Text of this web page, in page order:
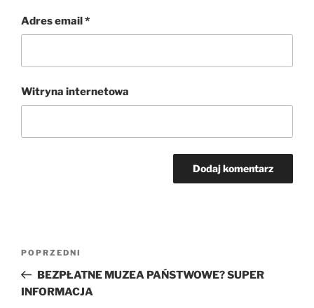
Adres email*
Witryna internetowa
Poprzedni
wpis
POPRZEDNI
BEZPŁATNE MUZEA PAŃSTWOWE? SUPER
INFORMACJA